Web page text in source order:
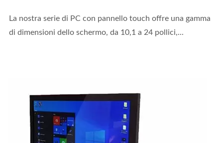
La nostra serie di PC con pannello touch offre una gamma
di dimensioni dello schermo, da 10,1 a 24 pollici,...